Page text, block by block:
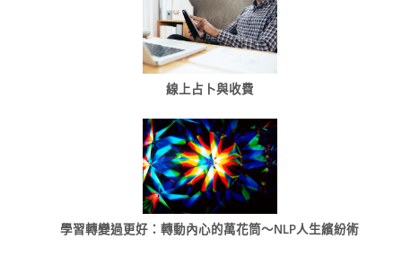
線上占卜與收費
學習轉變過更好：轉動內心的萬花筒～NLP人生繽紛術